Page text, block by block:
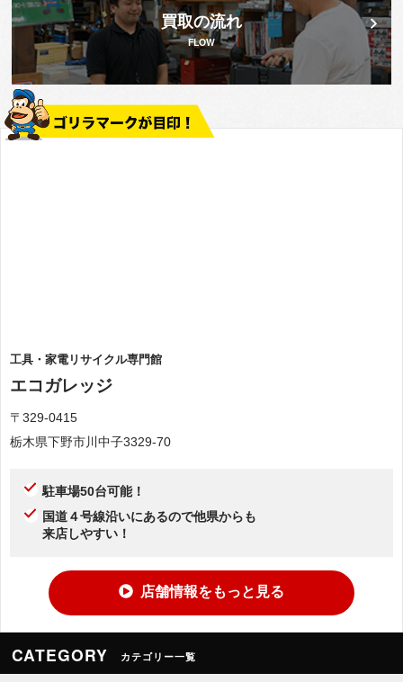
買取の流れ
FLOW
工具・家電リサイクル専門館
エコガレッジ
〒329-0415
栃木県下野市川中子3329-70
駐車場50台可能！
国道４号線沿いにあるので他県からも
来店しやすい！
店舗情報をもっと見る
CATEGORY カテゴリー一覧